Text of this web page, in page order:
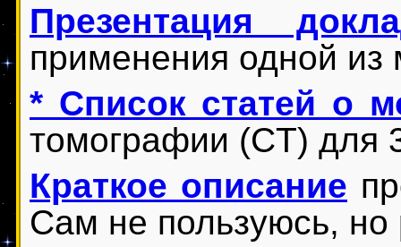
Презентация
применения одной из
* Список статей о
томографии (CT) для
Краткое описание
Сам не пользуюсь, но